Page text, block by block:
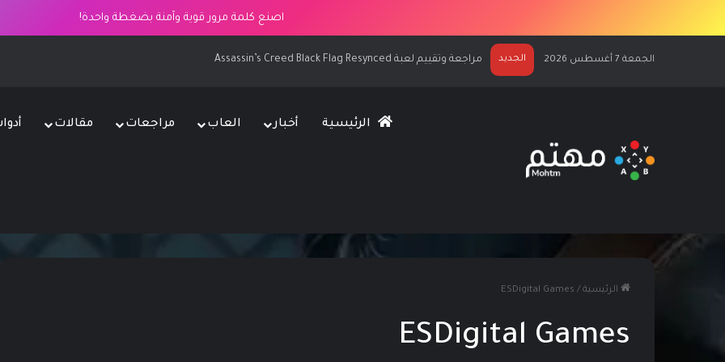
اصنع كلمة مرور قوية وآمنة بضغطة واحدة!
الجمعة 7 أغسطس 2026 الجديد مراجعة وتقييم لعبة Assassin’s Creed Black Flag Resynced
الرئيسية أخبار العاب مراجعات مقالات
الرئيسية /
ESDigital Games
ESDigital Games